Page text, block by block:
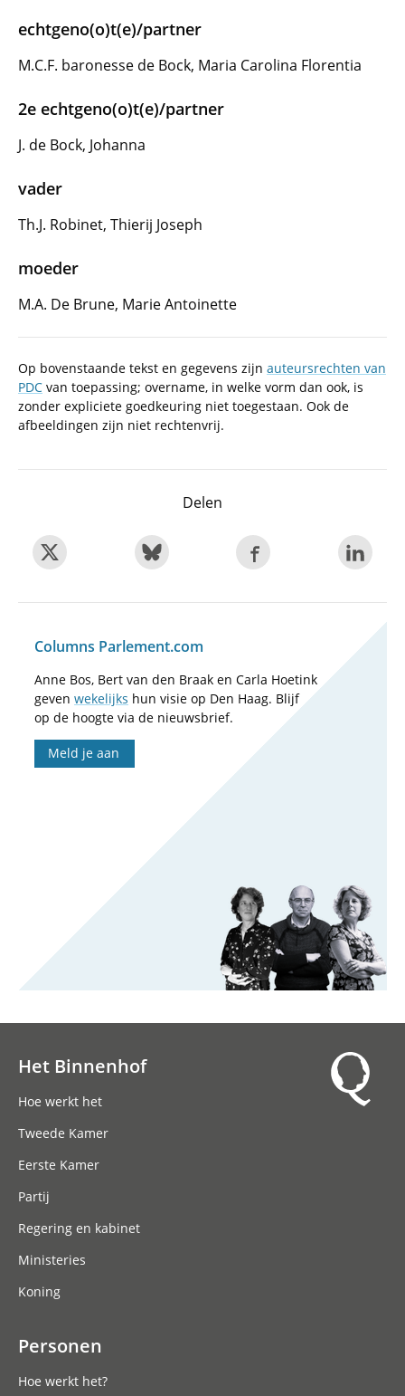
echtgeno(o)t(e)/partner
M.C.F. baronesse de Bock, Maria Carolina Florentia
2e echtgeno(o)t(e)/partner
J. de Bock, Johanna
vader
Th.J. Robinet, Thierij Joseph
moeder
M.A. De Brune, Marie Antoinette
Op bovenstaande tekst en gegevens zijn auteursrechten van
PDC van toepassing; overname, in welke vorm dan ook, is
zonder expliciete goedkeuring niet toegestaan. Ook de
afbeeldingen zijn niet rechtenvrij.
Delen
Columns Parlement.com
Anne Bos, Bert van den Braak en Carla Hoetink
geven wekelijks hun visie op Den Haag. Blijf
op de hoogte via de nieuwsbrief.
Meld je aan
Het Binnenhof
Hoe werkt het
Tweede Kamer
Eerste Kamer
Partij
Regering en kabinet
Ministeries
Koning
Personen
Hoe werkt het?